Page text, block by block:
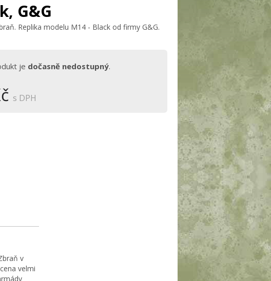
G&G
Replika modelu M14 - Black od firmy G&G.
je dočasně nedostupný.
s DPH
v
velmi